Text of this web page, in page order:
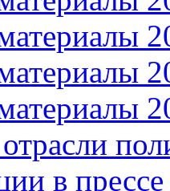
в прессе